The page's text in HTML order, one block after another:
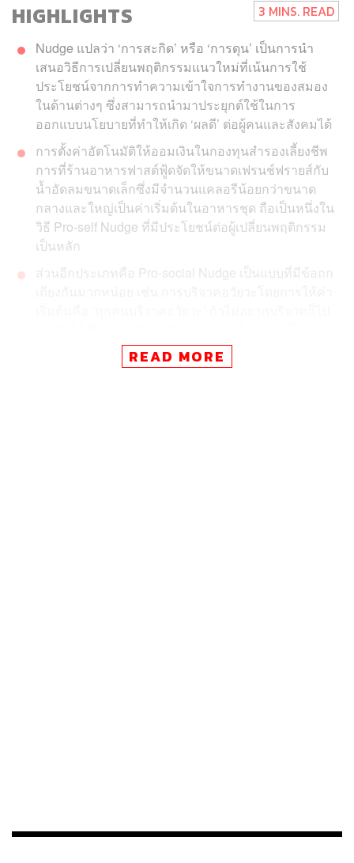
HIGHLIGHTS 3 MINS. READ
Nudge แปลว่า ‘การสะกิด’ หรือ ‘การดุน’ เป็นการนำ
เสนอวิธีการเปลี่ยนพฤติกรรมแนวใหม่ที่เน้นการใช้
ประโยชน์จากการทำความเข้าใจการทำงานของสมอง
ในด้านต่างๆ ซึ่งสามารถนำมาประยุกต์ใช้ในการ
ออกแบบนโยบายที่ทำให้เกิด ‘ผลดี’ ต่อผู้คนและสังคมได้
การตั้งค่าอัตโนมัติให้ออมเงินในกองทุนสำรองเลี้ยงชีพ
การที่ร้านอาหารฟาสต์ฟู้ดจัดให้ขนาดเฟรนช์ฟรายส์กับ
น้ำอัดลมขนาดเล็กซึ่งมีจำนวนแคลอรีน้อยกว่าขนาด
กลางและใหญ่เป็นค่าเริ่มต้นในอาหารชุด ถือเป็นหนึ่งใน
วิธี Pro-self Nudge ที่มีประโยชน์ต่อผู้เปลี่ยนพฤติกรรม
เป็นหลัก
ส่วนอีกประเภทคือ Pro-social Nudge เป็นแบบที่มีข้อถก
ไปยกเลิกกันเท่าไร เพราะติดกับ Status Quo Bias
READ MORE